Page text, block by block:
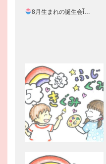
8月生まれの誕生会ἶ…